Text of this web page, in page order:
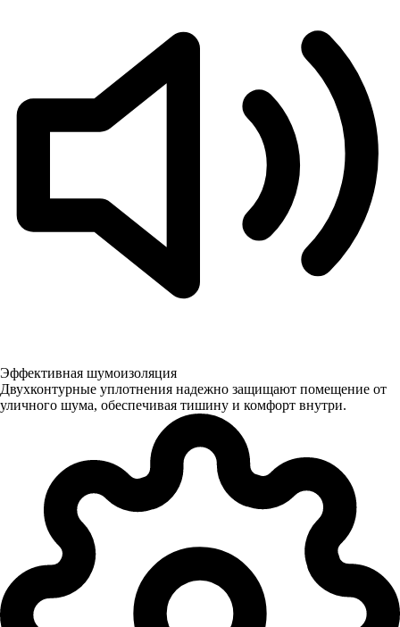
Эффективная шумоизоляция
Двухконтурные уплотнения надежно защищают помещение от
уличного шума, обеспечивая тишину и комфорт внутри.